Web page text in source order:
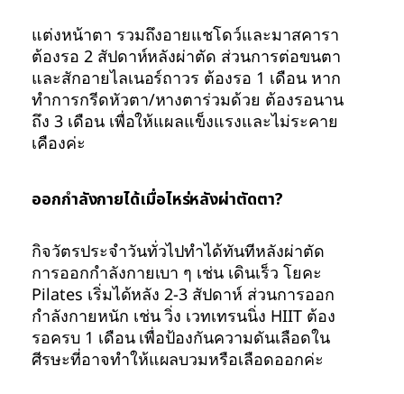
แต่งหน้าตา รวมถึงอายแชโดว์และมาสคารา
ต้องรอ 2 สัปดาห์หลังผ่าตัด ส่วนการต่อขนตา
และสักอายไลเนอร์ถาวร ต้องรอ 1 เดือน หาก
ทำการกรีดหัวตา/หางตาร่วมด้วย ต้องรอนาน
ถึง 3 เดือน เพื่อให้แผลแข็งแรงและไม่ระคาย
เคืองค่ะ
ออกกำลังกายได้เมื่อไหร่หลังผ่าตัดตา?
กิจวัตรประจำวันทั่วไปทำได้ทันทีหลังผ่าตัด
การออกกำลังกายเบา ๆ เช่น เดินเร็ว โยคะ
Pilates เริ่มได้หลัง 2-3 สัปดาห์ ส่วนการออก
กำลังกายหนัก เช่น วิ่ง เวทเทรนนิ่ง HIIT ต้อง
รอครบ 1 เดือน เพื่อป้องกันความดันเลือดใน
ศีรษะที่อาจทำให้แผลบวมหรือเลือดออกค่ะ